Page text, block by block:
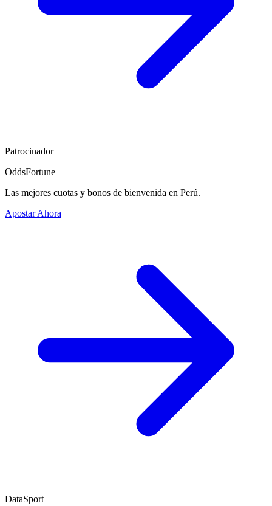
Patrocinador
OddsFortune
Las mejores cuotas y bonos de bienvenida en Perú.
Apostar Ahora
DataSport